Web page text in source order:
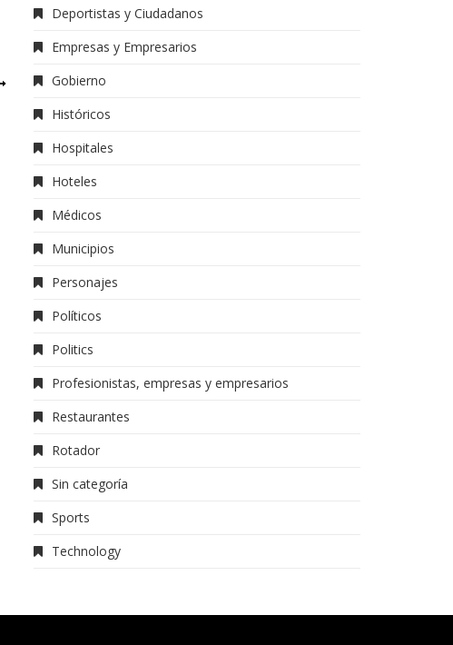
Deportistas y Ciudadanos
Empresas y Empresarios
Gobierno
Históricos
Hospitales
Hoteles
Médicos
Municipios
Personajes
Políticos
Politics
Profesionistas, empresas y empresarios
Restaurantes
Rotador
Sin categoría
Sports
Technology